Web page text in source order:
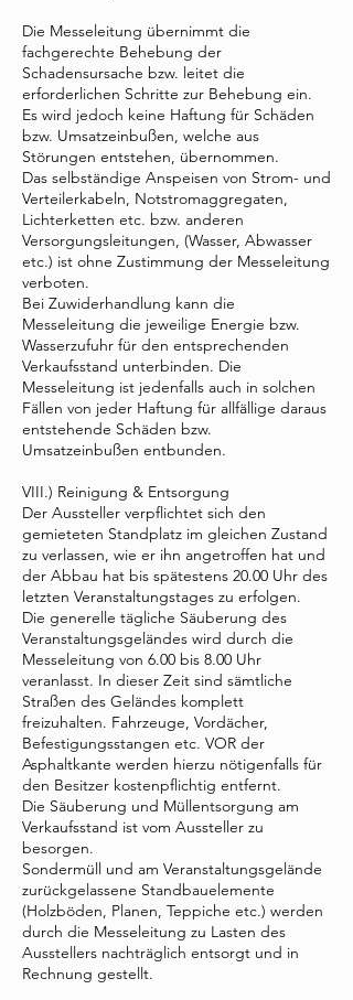
Die Messeleitung übernimmt die
fachgerechte Behebung der
Schadensursache bzw. leitet die
erforderlichen Schritte zur Behebung ein.
Es wird jedoch keine Haftung für Schäden
bzw. Umsatzeinbußen, welche aus
Störungen entstehen, übernommen.
Das selbständige Anspeisen von Strom- und
Verteilerkabeln, Notstromaggregaten,
Lichterketten etc. bzw. anderen
Versorgungsleitungen, (Wasser, Abwasser
etc.) ist ohne Zustimmung der Messeleitung
verboten.
Bei Zuwiderhandlung kann die
Messeleitung die jeweilige Energie bzw.
Wasserzufuhr für den entsprechenden
Verkaufsstand unterbinden. Die
Messeleitung ist jedenfalls auch in solchen
Fällen von jeder Haftung für allfällige daraus
entstehende Schäden bzw.
Umsatzeinbußen entbunden.
VIII.) Reinigung & Entsorgung
Der Aussteller verpflichtet sich den
gemieteten Standplatz im gleichen Zustand
zu verlassen, wie er ihn angetroffen hat und
der Abbau hat bis spätestens 20.00 Uhr des
letzten Veranstaltungstages zu erfolgen.
Die generelle tägliche Säuberung des
Veranstaltungsgeländes wird durch die
Messeleitung von 6.00 bis 8.00 Uhr
veranlasst. In dieser Zeit sind sämtliche
Straßen des Geländes komplett
freizuhalten. Fahrzeuge, Vordächer,
Befestigungsstangen etc. VOR der
Asphaltkante werden hierzu nötigenfalls für
den Besitzer kostenpflichtig entfernt.
Die Säuberung und Müllentsorgung am
Verkaufsstand ist vom Aussteller zu
besorgen.
Sondermüll und am Veranstaltungsgelände
zurückgelassene Standbauelemente
(Holzböden, Planen, Teppiche etc.) werden
durch die Messeleitung zu Lasten des
Ausstellers nachträglich entsorgt und in
Rechnung gestellt.